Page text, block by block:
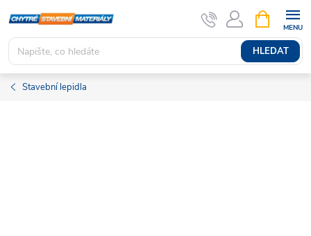
na
obsah
HLEDAT
NÁKUPNÍ
KOŠÍK
Stavební lepidla